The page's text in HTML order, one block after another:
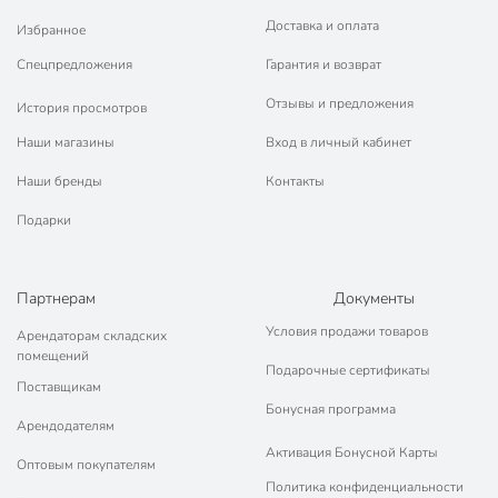
позволяет легко монтировать автомат даже
Отключающая способность, кА
4.5 кА
Номинальный ток, А
Количество полюсов
Страна производства
Китай
Тип
автомат
Тип расцепления
С
Артикул производителя
SQ0206-0095
Модель
ВА47-29
Избранное
Спецпредложения
История просмотров
Наши магазины
Наши бренды
Подарки
Доставка и оплата
Гарантия и возврат
Отзывы и предложения
Вход в личный кабинет
Контакты
Партнерам
Арендаторам складских
помещений
Поставщикам
Арендодателям
Оптовым покупателям
Документы
Условия продажи товаров
Подарочные сертификаты
Бонусная программа
Активация Бонусной Карты
Политика конфиденциальности